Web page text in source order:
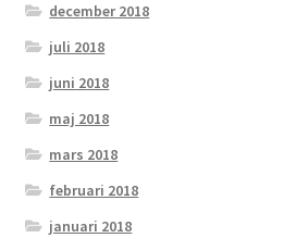
december 2018
juli 2018
juni 2018
maj 2018
mars 2018
februari 2018
januari 2018